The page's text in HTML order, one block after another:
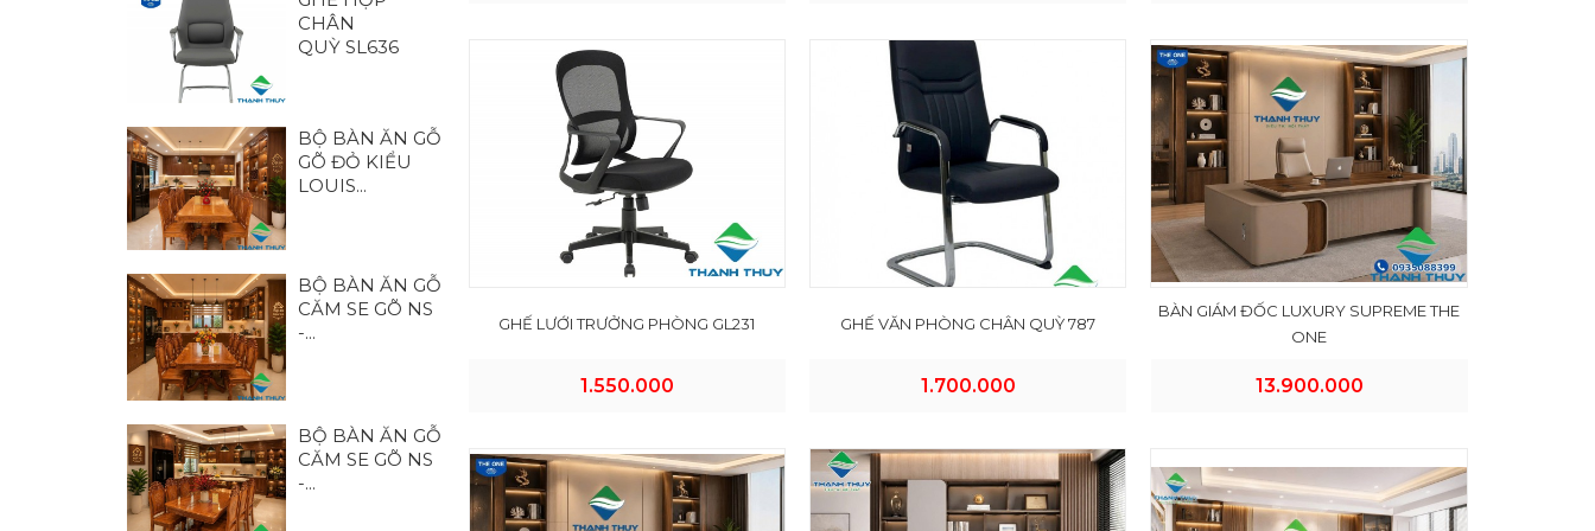
GHẾ LƯỚI TRƯỞNG PHÒNG GL231
1.550.000
GHẾ VĂN PHÒNG CHÂN QUỲ 787
1.700.000
BÀN GIÁM ĐỐC LUXURY SUPREME THE
ONE
13.900.000
CHÂN
QUỲ SL636
BỘ BÀN ĂN GỖ
GÕ ĐỎ KIỂU
LOUIS...
BỘ BÀN ĂN GỖ
CĂM SE GÕ NS
-...
BỘ BÀN ĂN GỖ
CĂM SE GÕ NS
-...